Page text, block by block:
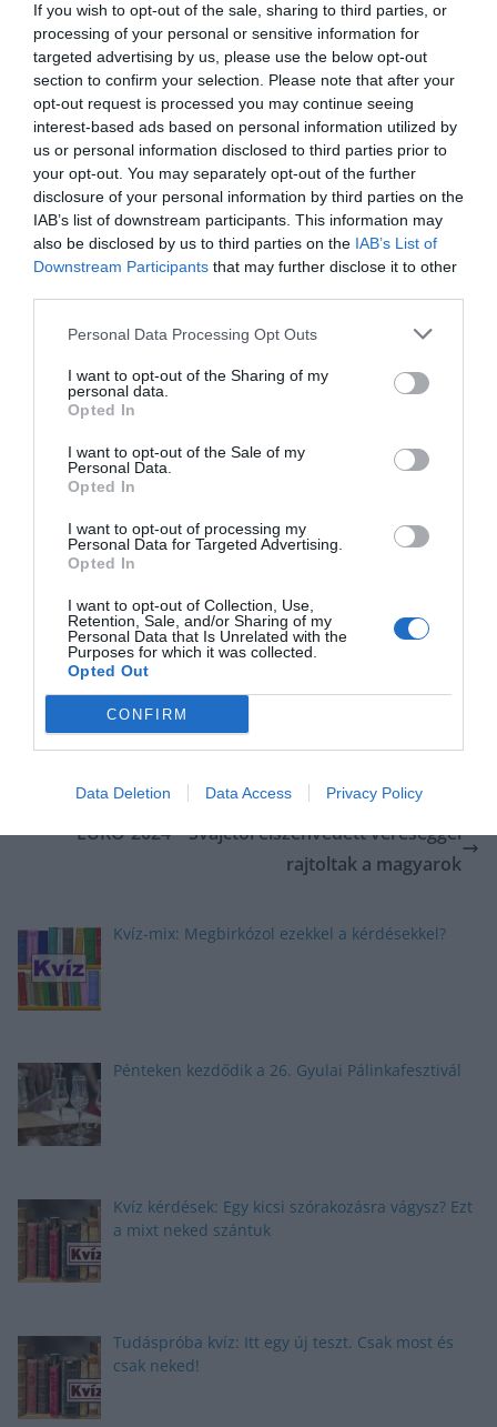
If you wish to opt-out of the sale, sharing to third parties, or
processing of your personal or sensitive information for
targeted advertising by us, please use the below opt-out
section to confirm your selection. Please note that after your
opt-out request is processed you may continue seeing
interest-based ads based on personal information utilized by
us or personal information disclosed to third parties prior to
your opt-out. You may separately opt-out of the further
disclosure of your personal information by third parties on the
IAB’s list of downstream participants. This information may
also be disclosed by us to third parties on the IAB’s List of
Downstream Participants that may further disclose it to other
Personal Data Processing Opt Outs
I want to opt-out of the Sharing of my
personal data.
Opted In
I want to opt-out of the Sale of my
Personal Data.
Opted In
I want to opt-out of processing my
Personal Data for Targeted Advertising.
Opted In
I want to opt-out of Collection, Use,
Retention, Sale, and/or Sharing of my
Personal Data that Is Unrelated with the
Purposes for which it was collected.
Opted Out
CONFIRM
Data Deletion Data Access Privacy Policy
növelni tudták előnyüket és még lesgólt is szereztek. A
hajrában a találkozót kapura tartó kísérlet nélkül záró
skótok öngóllal szépítettek, a magabiztos német sikert
nem veszélyeztette semmi.
A kontinensviadalok történetében ez volt a legnagyobb
különbségű győzelem nyitóösszecsapáson.(MTI)
hanem a minőség számít
EURO-2024 – Svájctól elszenvedett vereséggel
rajtoltak a magyarok
Kvíz-mix: Megbirkózol ezekkel a kérdésekkel?
Pénteken kezdődik a 26. Gyulai Pálinkafesztivál
Kvíz kérdések: Egy kicsi szórakozásra vágysz? Ezt
a mixt neked szántuk
Tudáspróba kvíz: Itt egy új teszt. Csak most és
csak neked!